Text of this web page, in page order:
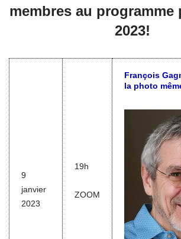
membres au programme
2023!
9
janvier
2023
19h
ZOOM
François
la photo